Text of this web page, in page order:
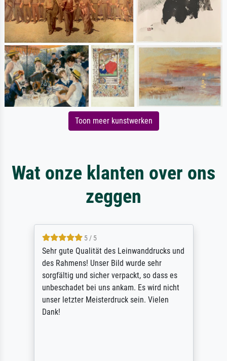
Toon meer kunstwerken
Wat onze klanten over ons
zeggen
5 / 5
Sehr gute Qualität des Leinwanddrucks und
des Rahmens! Unser Bild wurde sehr
sorgfältig und sicher verpackt, so dass es
unbeschadet bei uns ankam. Es wird nicht
unser letzter Meisterdruck sein. Vielen
Dank!